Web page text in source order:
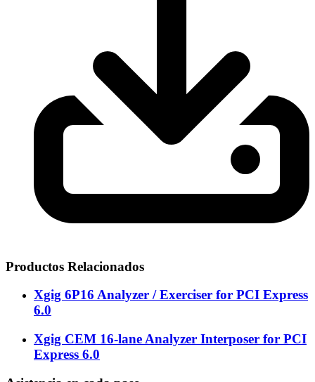
Productos Relacionados
Xgig 6P16 Analyzer / Exerciser for PCI Express
6.0
Xgig CEM 16-lane Analyzer Interposer for PCI
Express 6.0